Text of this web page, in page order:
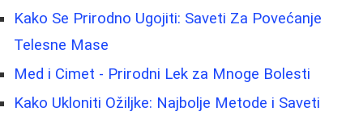
Kako Se Prirodno Ugojiti: Saveti Za Povećanje
Telesne Mase
Med i Cimet - Prirodni Lek za Mnoge Bolesti
Kako Ukloniti Ožiljke: Najbolje Metode i Saveti